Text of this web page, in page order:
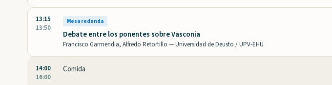
13:15
13:50
Mesa redonda
Debate entre los ponentes sobre Vasconia
Francisco Garmendia, Alfredo Retortillo —Universidad de Deusto / UPV-EHU
14:00
16:00
Comida